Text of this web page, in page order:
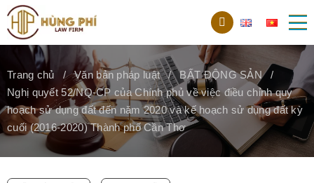
Trang chủ Văn bản pháp luật
BẤT ĐỘNG SẢN
Nghị quyết 52/NQ-CP của Chính phủ về việc điều chỉnh quy
hoạch sử dụng đất đến năm 2020 và kế hoạch sử dụng đất kỳ
cuối (2016-2020) Thành phố Cần Thơ